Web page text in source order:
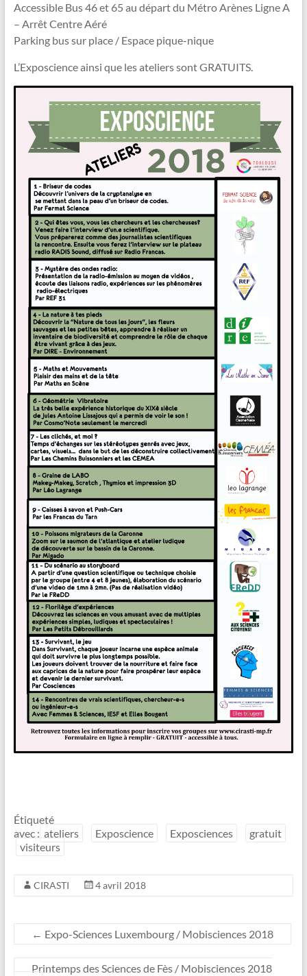
Accessible Bus 46 et 65 au départ du Métro Arènes Ligne A
– Arrêt Centre Aéré
Parking bus sur place / Espace pique-nique
L’Exposcience ainsi que les ateliers sont GRATUITS.
Étiqueté
avec : ateliers Exposcience Exposciences
gratuit
visiteurs
CIRASTI 4 avril 2018
← Expo-Sciences Luxembourg / Mobisciences 2018
Printemps des Sciences de Fès / Mobisciences 2018